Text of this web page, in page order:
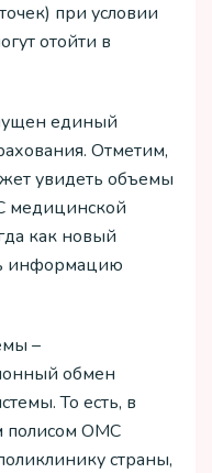
при условии
отойти в
единый
Отметим,
увидеть объемы
медицинской
как новый
информацию
–
обмен
То есть, в
полисом ОМС
страны,